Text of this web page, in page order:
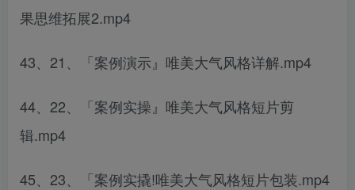
果思维拓展2.mp4
43、21、「案例演示』唯美大气风格详解.mp4
44、22、「案例实操』唯美大气风格短片剪
辑.mp4
45、23、「案例实撬!唯美大气风格短片包装.mp4